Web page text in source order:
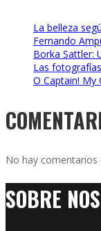
La belleza
Fernando
Borka Sattler:
Las
O Captain! My
No hay comentarios
SOBRE